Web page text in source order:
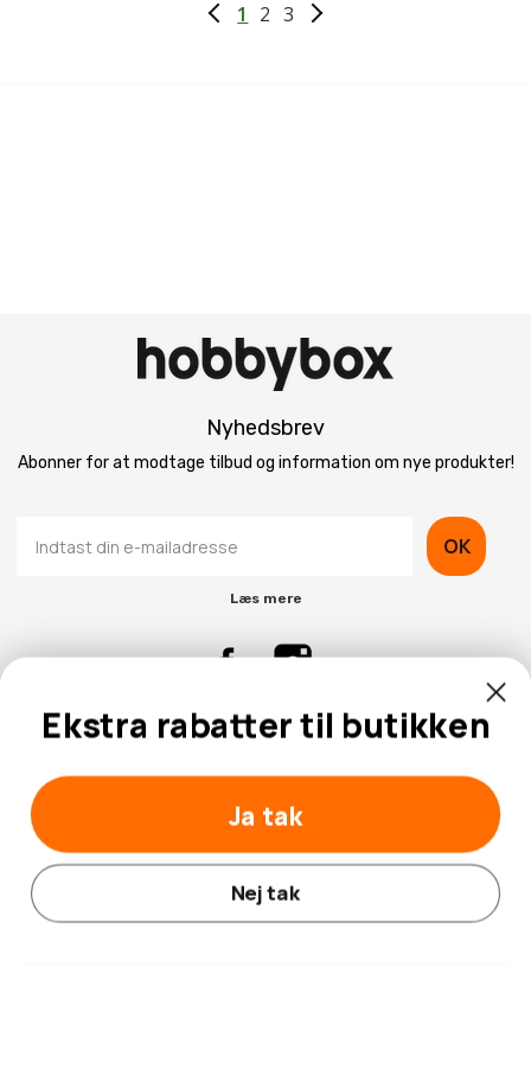
1 2 3
Nyhedsbrev
Abonner for at modtage tilbud og information om nye produkter!
OK
Læs mere
Kontaktinformation
Kundeservice
Ekstra rabatter til butikken
Ja tak
Nej tak